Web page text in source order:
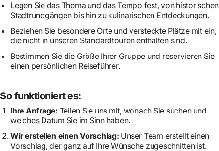
Legen Sie das Thema und das Tempo fest, von historischen
Stadtrundgängen bis hin zu kulinarischen Entdeckungen.
Beziehen Sie besondere Orte und versteckte Plätze mit ein,
die nicht in unseren Standardtouren enthalten sind.
Bestimmen Sie die Größe Ihrer Gruppe und reservieren Sie
einen persönlichen Reiseführer.
So funktioniert es:
Ihre Anfrage: Teilen Sie uns mit, wonach Sie suchen und
welches Datum Sie im Sinn haben.
Wir erstellen einen Vorschlag: Unser Team erstellt einen
Vorschlag, der ganz auf Ihre Wünsche zugeschnitten ist.